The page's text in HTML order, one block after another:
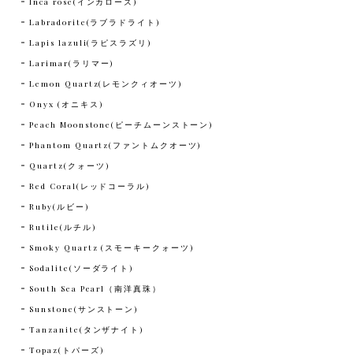
Labradorite(ラブラドライト)
Lapis lazuli(ラピスラズリ)
Larimar(ラリマー)
Lemon Quartz(レモンクィオーツ)
Onyx (オニキス)
Peach Moonstone(ピーチムーンストーン)
Phantom Quartz(ファントムクオーツ)
Quartz(クォーツ)
Red Coral(レッドコーラル)
Ruby(ルビー)
Rutile(ルチル)
Smoky Quartz (スモーキークォーツ)
Sodalite(ソーダライト)
South Sea Pearl（南洋真珠）
Sunstone(サンストーン)
Tanzanite(タンザナイト)
Topaz(トパーズ)